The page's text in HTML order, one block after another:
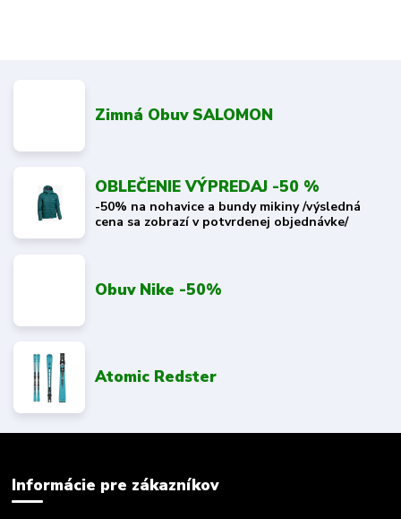
Zimná Obuv SALOMON
OBLEČENIE VÝPREDAJ -50 %
-50% na nohavice a bundy mikiny /výsledná
cena sa zobrazí v potvrdenej objednávke/
Obuv Nike -50%
Atomic Redster
Informácie pre zákazníkov